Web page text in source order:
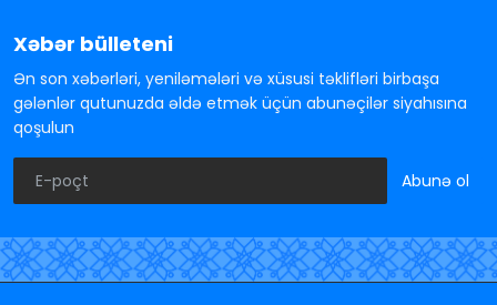
Xəbər bülleteni
Ən son xəbərləri, yeniləmələri və xüsusi təklifləri birbaşa
gələnlər qutunuzda əldə etmək üçün abunəçilər siyahısına
qoşulun
Abunə ol